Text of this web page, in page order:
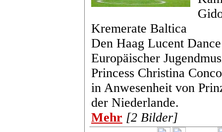
Kremerate Baltica
Den Haag Lucent
Europäischer
Princess Christina
in Anwesenheit von
der Niederlande.
Mehr [2 Bilder]